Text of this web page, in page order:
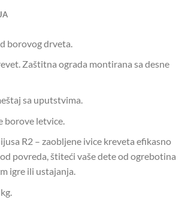
borovog drveta.
Zaštitna ograda montirana sa desne
sa uputstvima.
borove letvice.
R2 – zaobljene ivice kreveta efikasno
povreda, štiteći vaše dete od ogrebotina
igre ili ustajanja.